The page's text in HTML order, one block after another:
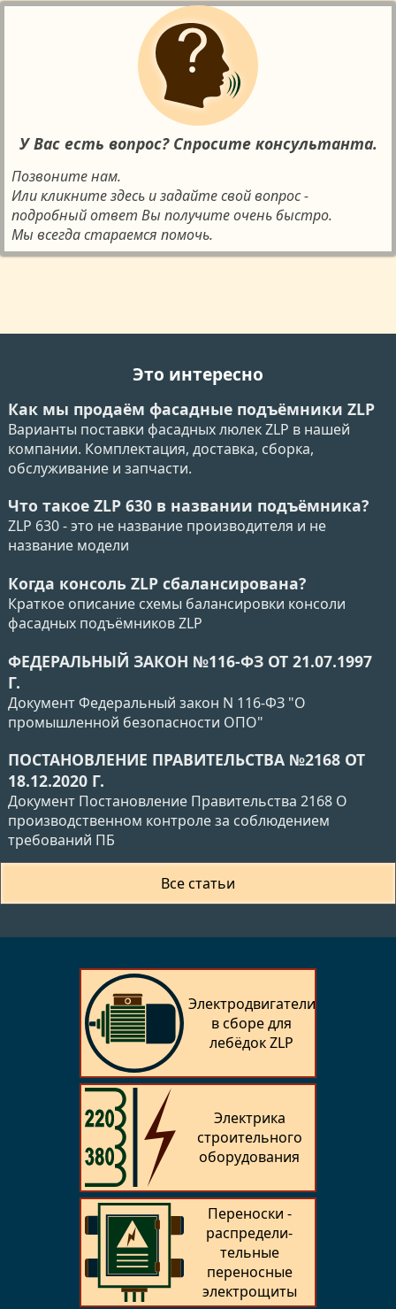
У Вас есть вопрос? Спросите консультанта.
Позвоните нам.
Или кликните здесь и задайте свой вопрос -
подробный ответ Вы получите очень быстро.
Мы всегда стараемся помочь.
Это интересно
Как мы продаём фасадные подъёмники ZLP
Варианты поставки фасадных люлек ZLP в нашей
компании. Комплектация, доставка, сборка,
обслуживание и запчасти.
Что такое ZLP 630 в названии подъёмника?
ZLP 630 - это не название производителя и не
название модели
Когда консоль ZLP сбалансирована?
Краткое описание схемы балансировки консоли
фасадных подъёмников ZLP
ФЕДЕРАЛЬНЫЙ ЗАКОН №116-ФЗ ОТ 21.07.1997
Г.
Документ Федеральный закон N 116-ФЗ "О
промышленной безопасности ОПО"
ПОСТАНОВЛЕНИЕ ПРАВИТЕЛЬСТВА №2168 ОТ
18.12.2020 Г.
Документ Постановление Правительства 2168 О
производственном контроле за соблюдением
требований ПБ
Все статьи
Электродвигатели
в сборе для
лебёдок ZLP
Электрика
строительного
оборудования
Переноски -
распредели­
тельные
переносные
электрощиты